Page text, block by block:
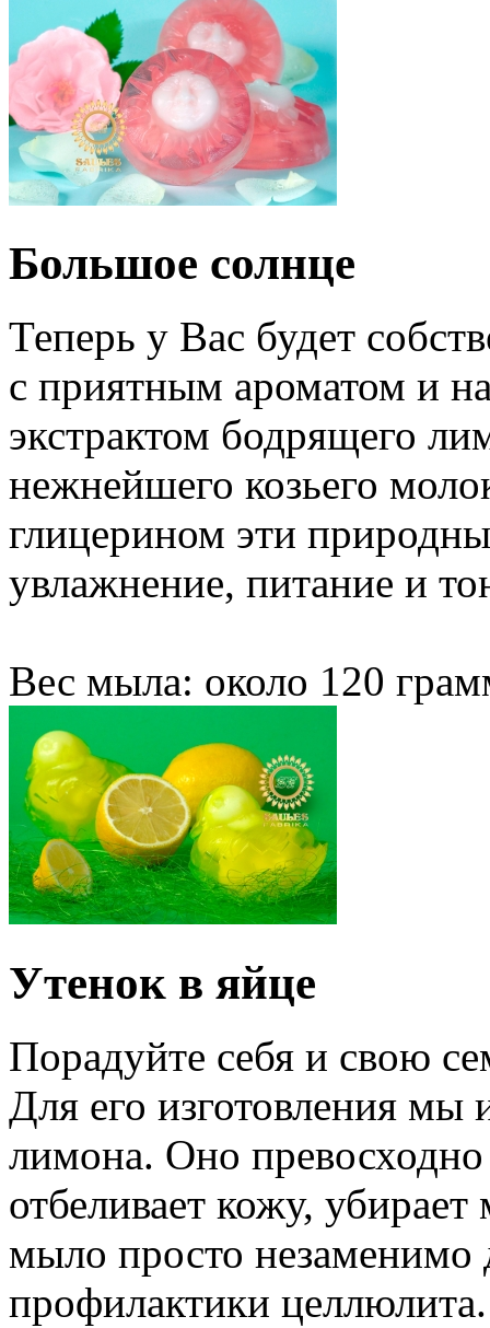
Большое солнце
Теперь у Вас будет
с приятным ароматом и
экстрактом бодрящего
нежнейшего козьего
глицерином эти
увлажнение, питание и
Вес мыла: около 120
Утенок в яйце
Порадуйте себя и свою
Для его изготовления мы
лимона. Оно превосходно
отбеливает кожу,
мыло просто
профилактики целлюлита.